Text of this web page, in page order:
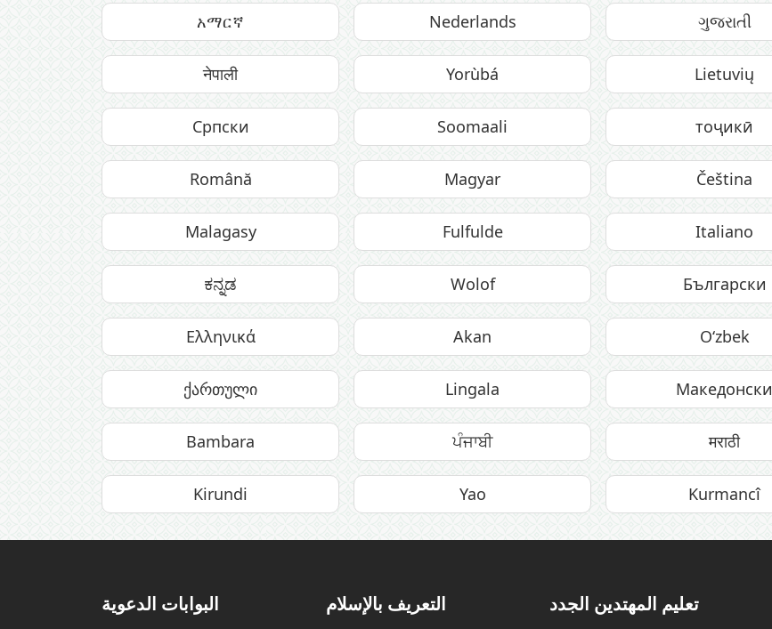
አማርኛ Nederlands ગુજરાતી
नेपाली Yorùbá Lietuvių
Српски Soomaali тоҷикӣ
Română Magyar Čeština
Malagasy Fulfulde Italiano
ಕನ್ನಡ Wolof Български
Ελληνικά Akan O‘zbek
ქართული Lingala Македонски
Bambara ਪੰਜਾਬੀ मराठी
Kirundi Yao Kurmancî
البوابات الدعوية التعريف بالإسلام تعليم المهتدين الجدد